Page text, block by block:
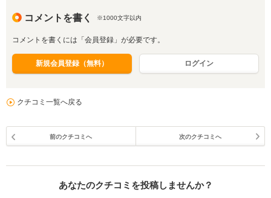
コメントを書く ※1000文字以内
コメントを書くには「会員登録」が必要です。
新規会員登録（無料） ログイン
クチコミ一覧へ戻る
前のクチコミへ 次のクチコミへ
あなたのクチコミを投稿しませんか？